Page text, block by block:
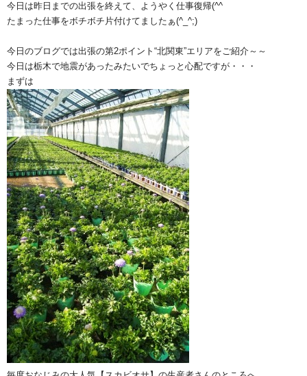
今日は昨日までの出張を終えて、ようやく仕事復帰(^^ゞ
たまった仕事をボチボチ片付けてましたぁ(^_^;)
今日のブログでは出張の第2ポイント“北関東”エリアをご紹介～～
今日は栃木で地震があったみたいでちょっと心配ですが・・・
まずは